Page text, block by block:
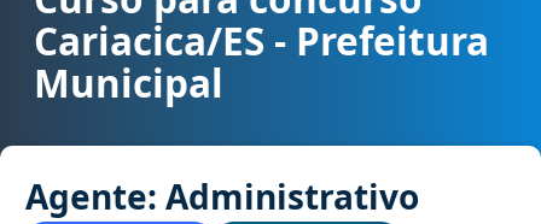
Cariacica/ES - Prefeitura
Municipal
Agente: Administrativo